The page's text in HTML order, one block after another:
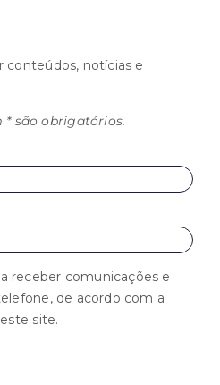
conteúdos, notícias e
* são obrigatórios.
receber comunicações e
de acordo com a
site.